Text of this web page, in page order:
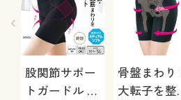
股関節サポー
トガードル 3
骨盤まわり
大転子を整